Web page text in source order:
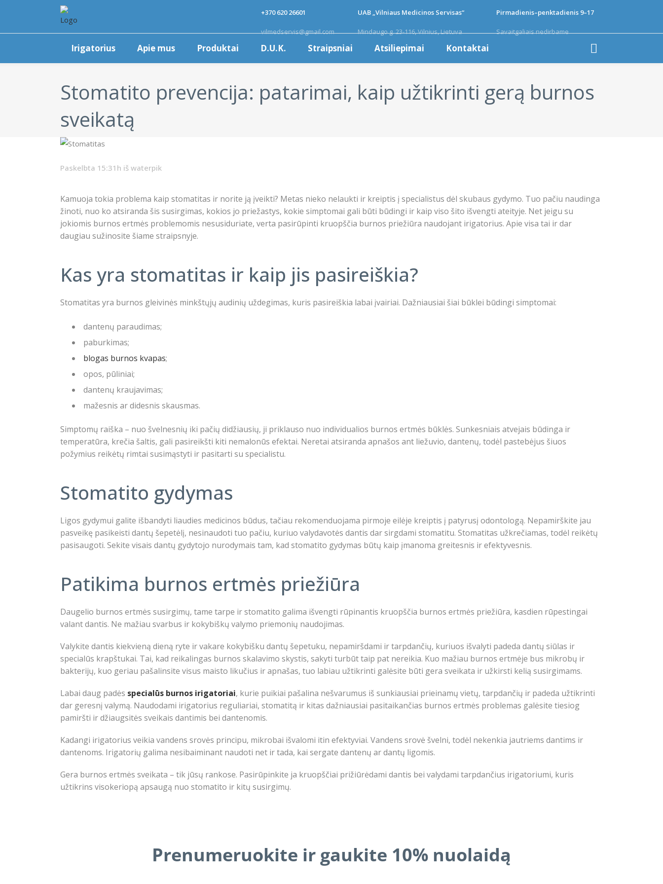
+370 620 26601
vilmedservis@gmail.com
UAB „Vilniaus Medicinos Servisas“
Mindaugo g. 23-116, Vilnius, Lietuva
Pirmadienis–penktadienis 9–17
Savaitgaliais nedirbame
Irigatorius Apie mus Produktai D.U.K. Straipsniai Atsiliepimai Kontaktai
Stomatito prevencija: patarimai, kaip užtikrinti gerą burnos
sveikatą
Paskelbta 15:31h iš waterpik
Kamuoja tokia problema kaip stomatitas ir norite ją įveikti? Metas nieko nelaukti ir kreiptis į specialistus dėl skubaus gydymo. Tuo pačiu naudinga
žinoti, nuo ko atsiranda šis susirgimas, kokios jo priežastys, kokie simptomai gali būti būdingi ir kaip viso šito išvengti ateityje. Net jeigu su
jokiomis burnos ertmės problemomis nesusiduriate, verta pasirūpinti kruopščia burnos priežiūra naudojant irigatorius. Apie visa tai ir dar
daugiau sužinosite šiame straipsnyje.
Kas yra stomatitas ir kaip jis pasireiškia?
Stomatitas yra burnos gleivinės minkštųjų audinių uždegimas, kuris pasireiškia labai įvairiai. Dažniausiai šiai būklei būdingi simptomai:
dantenų paraudimas;
paburkimas;
blogas burnos kvapas;
opos, pūliniai;
dantenų kraujavimas;
mažesnis ar didesnis skausmas.
Simptomų raiška – nuo švelnesnių iki pačių didžiausių, ji priklauso nuo individualios burnos ertmės būklės. Sunkesniais atvejais būdinga ir
temperatūra, krečia šaltis, gali pasireikšti kiti nemalonūs efektai. Neretai atsiranda apnašos ant liežuvio, dantenų, todėl pastebėjus šiuos
požymius reikėtų rimtai susimąstyti ir pasitarti su specialistu.
Stomatito gydymas
Ligos gydymui galite išbandyti liaudies medicinos būdus, tačiau rekomenduojama pirmoje eilėje kreiptis į patyrusį odontologą. Nepamirškite jau
pasveikę pasikeisti dantų šepetėlį, nesinaudoti tuo pačiu, kuriuo valydavotės dantis dar sirgdami stomatitu. Stomatitas užkrečiamas, todėl reikėtų
pasisaugoti. Sekite visais dantų gydytojo nurodymais tam, kad stomatito gydymas būtų kaip įmanoma greitesnis ir efektyvesnis.
Patikima burnos ertmės priežiūra
Daugelio burnos ertmės susirgimų, tame tarpe ir stomatito galima išvengti rūpinantis kruopščia burnos ertmės priežiūra, kasdien rūpestingai
valant dantis. Ne mažiau svarbus ir kokybiškų valymo priemonių naudojimas.
Valykite dantis kiekvieną dieną ryte ir vakare kokybišku dantų šepetuku, nepamiršdami ir tarpdančių, kuriuos išvalyti padeda dantų siūlas ir
specialūs krapštukai. Tai, kad reikalingas burnos skalavimo skystis, sakyti turbūt taip pat nereikia. Kuo mažiau burnos ertmėje bus mikrobų ir
bakterijų, kuo geriau pašalinsite visus maisto likučius ir apnašas, tuo labiau užtikrinti galėsite būti gera sveikata ir užkirsti kelią susirgimams.
Labai daug padės specialūs burnos irigatoriai, kurie puikiai pašalina nešvarumus iš sunkiausiai prieinamų vietų, tarpdančių ir padeda užtikrinti
dar geresnį valymą. Naudodami irigatorius reguliariai, stomatitą ir kitas dažniausiai pasitaikančias burnos ertmės problemas galėsite tiesiog
pamiršti ir džiaugsitės sveikais dantimis bei dantenomis.
Kadangi irigatorius veikia vandens srovės principu, mikrobai išvalomi itin efektyviai. Vandens srovė švelni, todėl nekenkia jautriems dantims ir
dantenoms. Irigatorių galima nesibaiminant naudoti net ir tada, kai sergate dantenų ar dantų ligomis.
Gera burnos ertmės sveikata – tik jūsų rankose. Pasirūpinkite ja kruopščiai prižiūrėdami dantis bei valydami tarpdančius irigatoriumi, kuris
užtikrins visokeriopą apsaugą nuo stomatito ir kitų susirgimų.
Prenumeruokite ir gaukite 10% nuolaidą